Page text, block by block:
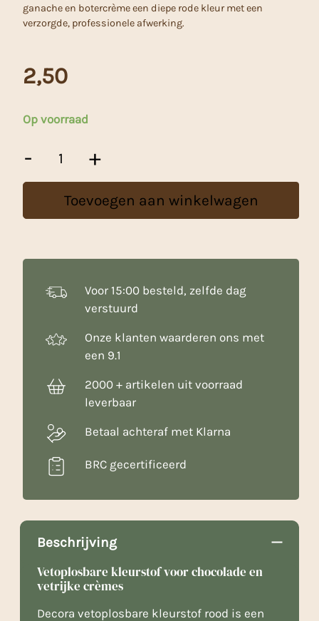
ganache en botercrème een diepe rode kleur met een
verzorgde, professionele afwerking.
2,50
Op voorraad
-
Vetoplosbare
Rood
15
+
Toevoegen aan winkelwagen
Voor 15:00 besteld, zelfde dag
verstuurd
Onze klanten waarderen ons met
een 9.1
2000 + artikelen uit voorraad
leverbaar
Betaal achteraf met Klarna
BRC gecertificeerd
Beschrijving
Vetoplosbare kleurstof voor chocolade en
vetrijke crèmes
Decora vetoplosbare kleurstof rood is een